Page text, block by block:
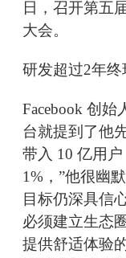
日，召开第五
大会。
研发超过2年终
Facebook 创
台就提到了他
带入 10 亿用
1%，”他很幽
目标仍深具信
必须建立生态
提供舒适体验